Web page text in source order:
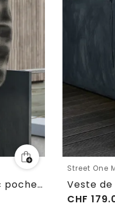
Surchemise à carreaux avec poches poitrine
Street One
Veste
CHF